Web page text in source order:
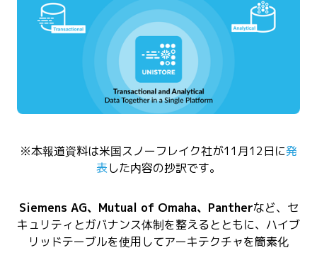
※本報道資料は米国スノーフレイク社が11月12日に発
表した内容の抄訳です。
Siemens AG、Mutual of Omaha、Pantherなど、セ
キュリティとガバナンス体制を整えるとともに、ハイブ
リッドテーブルを使用してアーキテクチャを簡素化